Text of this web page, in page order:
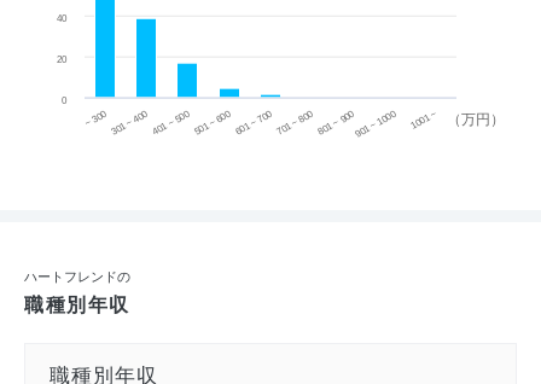
（万円）
~ 300 301 ~ 400 401 ~ 500501 ~ 600601 ~ 700701 ~ 800801 ~ 900901 ~ 1000 1001 ~
0
20
40
ハートフレンドの
職種別年収
職種別年収